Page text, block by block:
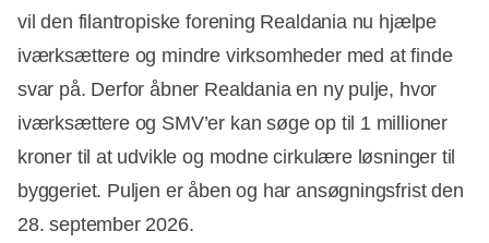
vil den filantropiske forening Realdania nu hjælpe
iværksættere og mindre virksomheder med at finde
svar på. Derfor åbner Realdania en ny pulje, hvor
iværksættere og SMV’er kan søge op til 1 millioner
kroner til at udvikle og modne cirkulære løsninger til
byggeriet. Puljen er åben og har ansøgningsfrist den
28. september 2026.